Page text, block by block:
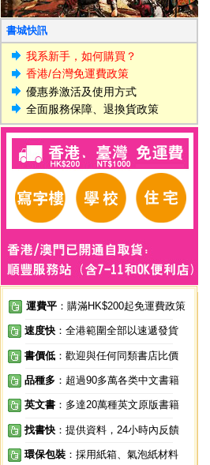
書城快訊
我系新手，如何購買？
香港/台灣免運費政策
優惠券激活及使用方式
全面服務保障、退換貨政策
運費平 ：購滿HK$200起免運費政策
速度快 ：全港範圍全部以速遞發貨
書價低 ：歡迎與任何同類書店比價
品種多 ：超過90多萬各类中文書籍
英文書 ：多達20萬種英文原版書籍
找書快 ：提供資料，24小時內反饋
環保包裝 ：採用紙箱、氣泡紙材料